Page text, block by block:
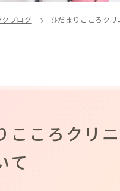
ブログ ひだまりこころク
こころクリ
て